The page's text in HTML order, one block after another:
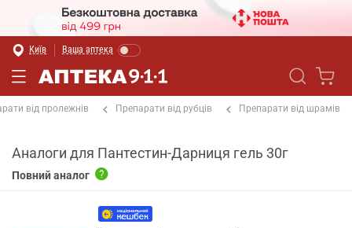
Київ Ваша аптека
від пролежнів Препарати від рубців Препарати від шрамів
Аналоги для Пантестин-Дарниця гель 30г
Повний аналог